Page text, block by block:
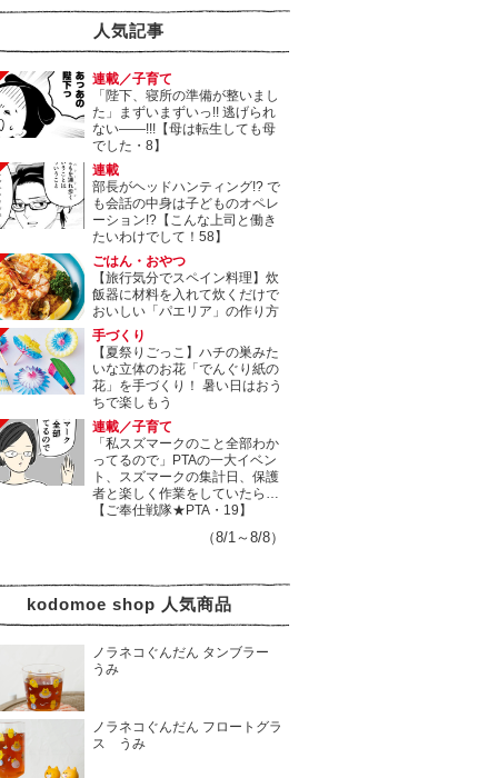
人気記事
連載／子育て
「陛下、寝所の準備が整いまし
た」まずいまずいっ!! 逃げられ
ない――!!!【母は転生しても母
でした・8】
連載
部長がヘッドハンティング!? で
も会話の中身は子どものオペレ
ーション!?【こんな上司と働き
たいわけでして！58】
ごはん・おやつ
【旅行気分でスペイン料理】炊
飯器に材料を入れて炊くだけで
おいしい「パエリア」の作り方
手づくり
【夏祭りごっこ】ハチの巣みた
いな立体のお花「でんぐり紙の
花」を手づくり！ 暑い日はおう
ちで楽しもう
連載／子育て
「私スズマークのこと全部わか
ってるので」PTAの一大イベン
ト、スズマークの集計日、保護
者と楽しく作業をしていたら…
【ご奉仕戦隊★PTA・19】
（8/1～8/8）
kodomoe shop 人気商品
ノラネコぐんだん タンブラー
うみ
ノラネコぐんだん フロートグラ
ス うみ